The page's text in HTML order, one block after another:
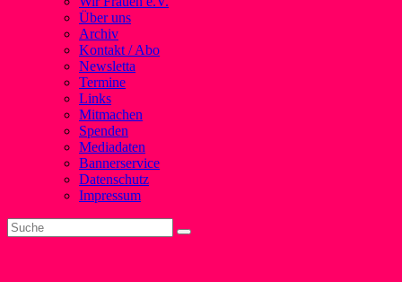
Über uns
Archiv
Kontakt / Abo
Newsletta
Termine
Links
Mitmachen
Spenden
Mediadaten
Bannerservice
Datenschutz
Impressum